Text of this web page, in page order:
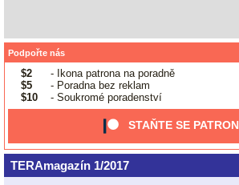
Podpořte nás
$2
- Ikona patrona na poradně
$5
- Poradna bez reklam
$10
- Soukromé poradenství
STAŇTE SE
TERAmagazín 1/2017